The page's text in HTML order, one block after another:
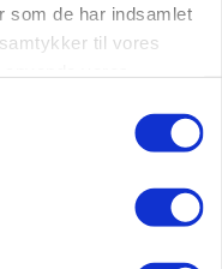
som de har indsamlet
til vores
10. aug.